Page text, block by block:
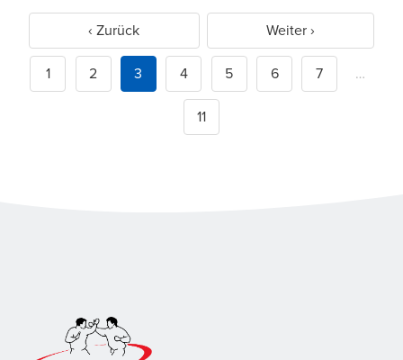
‹ Zurück Weiter ›
1 2 3 4 5 6 7 …
11